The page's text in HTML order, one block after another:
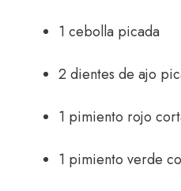
1 cebolla picada
2 dientes de ajo
1 pimiento rojo
1 pimiento verde